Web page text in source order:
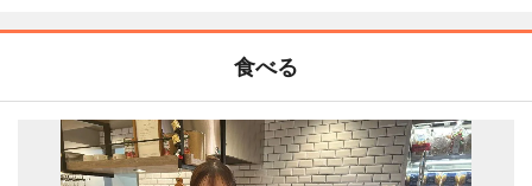
食べる